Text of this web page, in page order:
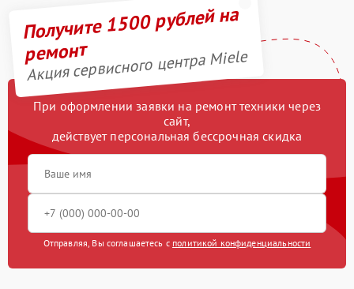
Получите 1500 рублей на
ремонт
Акция сервисного центра Miele
При оформлении заявки на ремонт техники через
сайт,
действует персональная бессрочная скидка
Отправляя, Вы соглашаетесь с политикой конфиденциальности